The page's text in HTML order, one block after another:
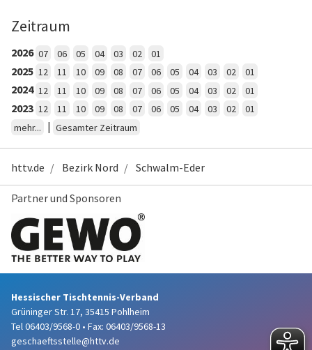
Zeitraum
2026 07 06 05 04 03 02 01
2025 12 11 10 09 08 07 06 05 04 03 02 01
2024 12 11 10 09 08 07 06 05 04 03 02 01
2023 12 11 10 09 08 07 06 05 04 03 02
01
mehr...
| Gesamter Zeitraum
httv.de Bezirk Nord Schwalm-Eder
Partner und Sponsoren
Hessischer Tischtennis-Verband
Grüninger Str. 17, 35415 Pohlheim
Tel 06403/9568-0 • Fax: 06403/9568-13
geschaeftsstelle@httv.de